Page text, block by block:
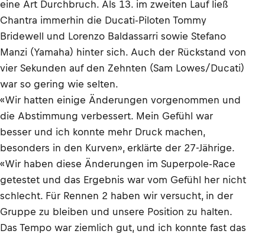
eine Art Durchbruch. Als 13. im zweiten Lauf ließ
Chantra immerhin die Ducati-Piloten Tommy
Bridewell und Lorenzo Baldassarri sowie Stefano
Manzi (Yamaha) hinter sich. Auch der Rückstand von
vier Sekunden auf den Zehnten (Sam Lowes/Ducati)
war so gering wie selten.
«Wir hatten einige Änderungen vorgenommen und
die Abstimmung verbessert. Mein Gefühl war
besser und ich konnte mehr Druck machen,
besonders in den Kurven», erklärte der 27-Jährige.
«Wir haben diese Änderungen im Superpole-Race
getestet und das Ergebnis war vom Gefühl her nicht
schlecht. Für Rennen 2 haben wir versucht, in der
Gruppe zu bleiben und unsere Position zu halten.
Das Tempo war ziemlich gut, und ich konnte fast das